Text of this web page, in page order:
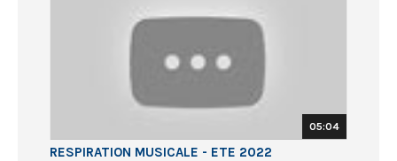
05:04
RESPIRATION MUSICALE - ETE 2022